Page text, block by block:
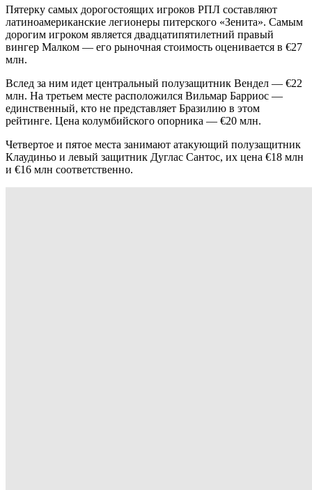
Пятерку самых дорогостоящих игроков РПЛ составляют
латиноамериканские легионеры питерского «Зенита». Самым
дорогим игроком является двадцатипятилетний правый
вингер Малком — его рыночная стоимость оценивается в €27
млн.
Вслед за ним идет центральный полузащитник Вендел — €22
млн. На третьем месте расположился Вильмар Барриос —
единственный, кто не представляет Бразилию в этом
рейтинге. Цена колумбийского опорника — €20 млн.
Четвертое и пятое места занимают атакующий полузащитник
Клаудиньо и левый защитник Дуглас Сантос, их цена €18 млн
и €16 млн соответственно.